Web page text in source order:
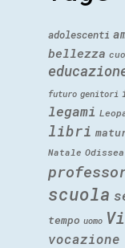
adolescenti
bellezza
futuro genitori
legami
libri
Natale Odissea
scuola
tempo uomo
vocazione